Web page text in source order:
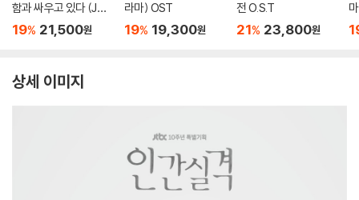
함과 싸우고 있다 (JTB
C 토일드라마) OST
19% 21,500원
라마) OST
19% 19,300원
전 O.S.T
21% 23,800원
상세 이미지